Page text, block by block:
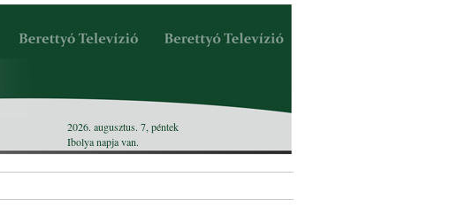
2026. augusztus. 7, péntek
Ibolyanapja van.